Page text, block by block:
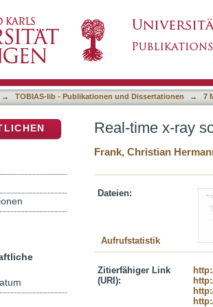
→ TOBIAS-lib - Publikationen und Dissertationen → 7
Real-time x-ray
Frank, Christian
Dateien:
Aufrufstatistik
Zitierfähiger Link
(URI):